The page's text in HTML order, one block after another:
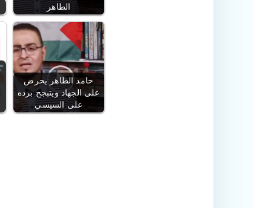
الطاهر
حامد الطاهر يحرض
على الجهاد ويتبجح برده
على السيسي